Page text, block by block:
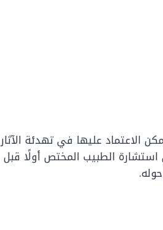
الاعتماد عليها في تهدئة الآثار
استشارة الطبيب المختص أولًا قبل